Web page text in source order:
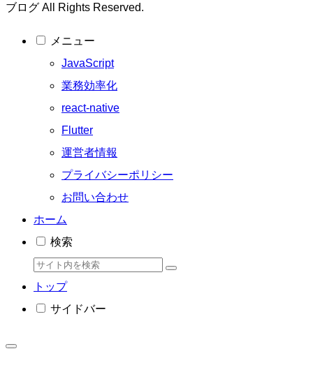
ブログ All Rights Reserved.
メニュー
JavaScript
業務効率化
react-native
Flutter
運営者情報
プライバシーポリシー
お問い合わせ
ホーム
検索
トップ
サイドバー